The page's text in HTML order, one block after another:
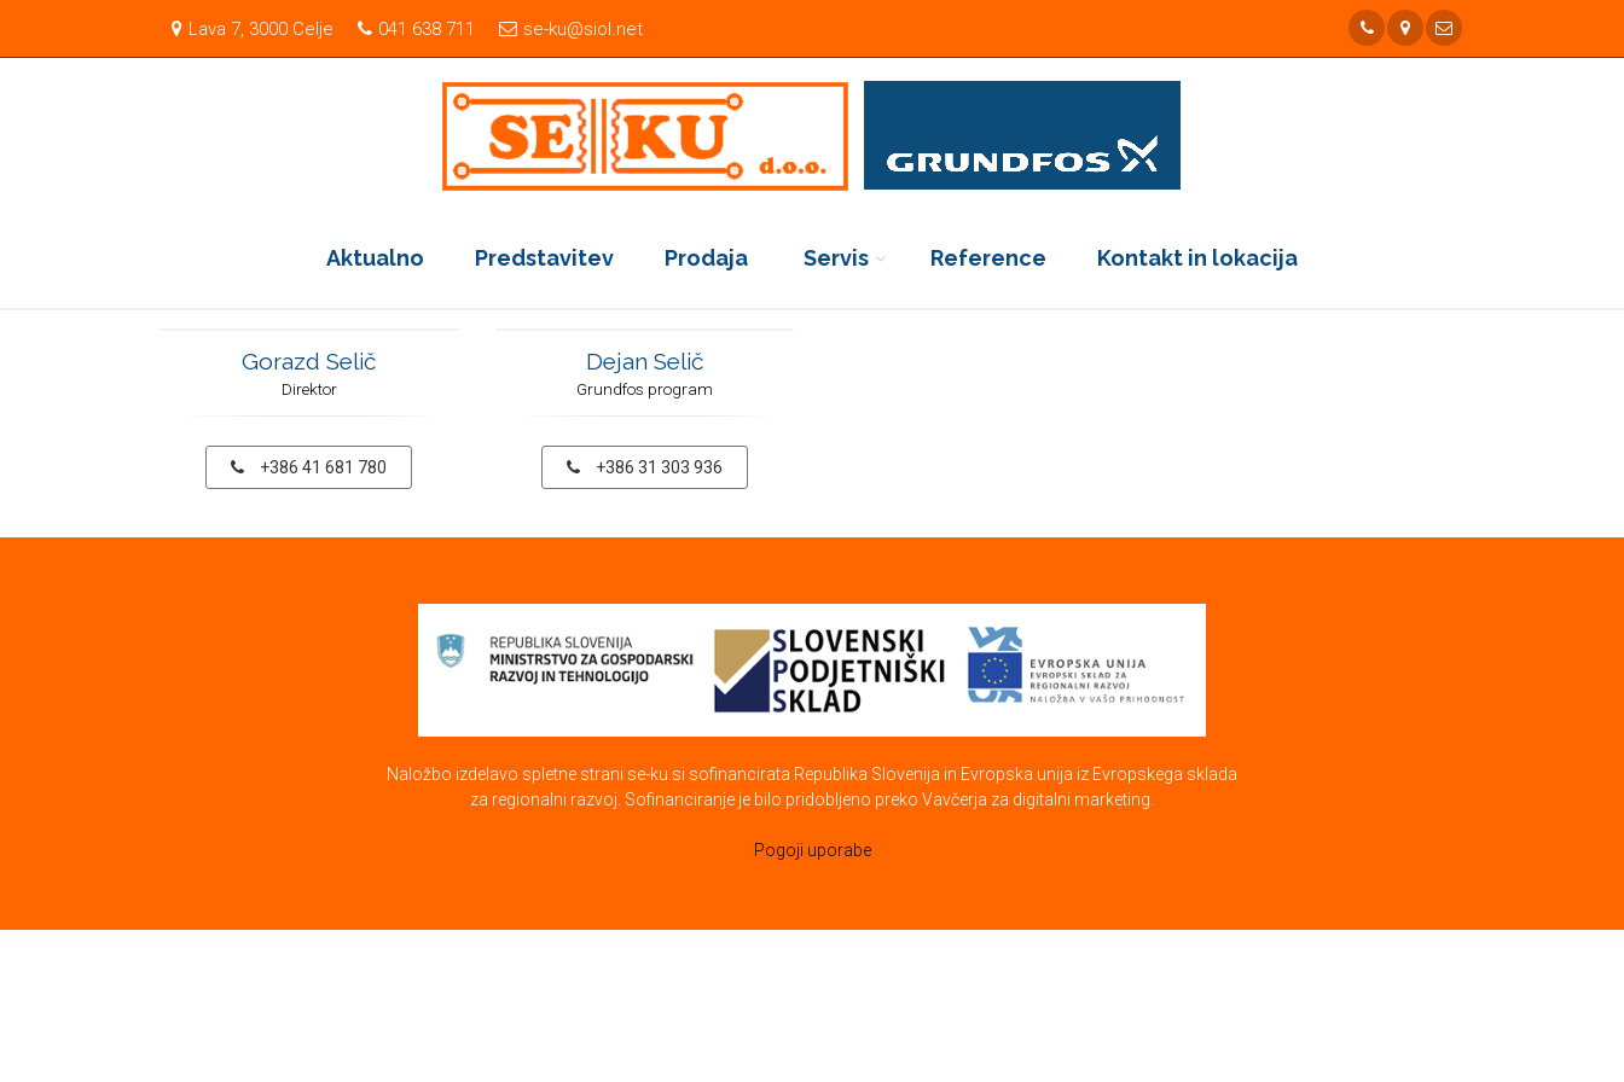
Lava 7, 3000 Celje 041 638 711 se-ku@siol.net
Aktualno Predstavitev Prodaja Servis Reference Kontakt in lokacija
Gorazd Selič
Direktor
+386 41 681 780
Dejan Selič
Grundfos program
+386 31 303 936
Naložbo izdelavo spletne strani se-ku.si sofinancirata Republika Slovenija in Evropska unija iz Evropskega sklada
za regionalni razvoj. Sofinanciranje je bilo pridobljeno preko Vavčerja za digitalni marketing.
Pogoji uporabe